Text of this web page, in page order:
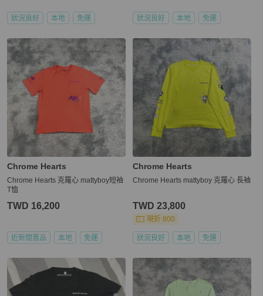
狀況良好 本地 免運 狀況良好 本地 免運
Chrome Hearts
Chrome Hearts 克羅心 mattyboy短袖
T恤
TWD 16,200
近新閒置品 本地 免運
Chrome Hearts
Chrome Hearts mattyboy 克羅心 長袖
TWD 23,800
現折 800
狀況良好 本地 免運